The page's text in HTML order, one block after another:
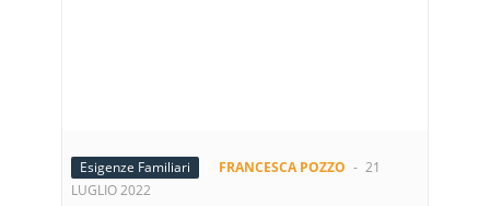
Esigenze Familiari FRANCESCA POZZO - 21
LUGLIO 2022